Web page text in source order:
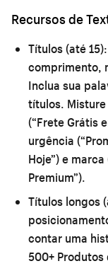
Recursos de
Títulos (até 15):
comprimento,
Inclua sua
títulos.
(“Frete Grátis
urgência
Hoje”) e
Premium”).
Títulos longos
contar uma
500+